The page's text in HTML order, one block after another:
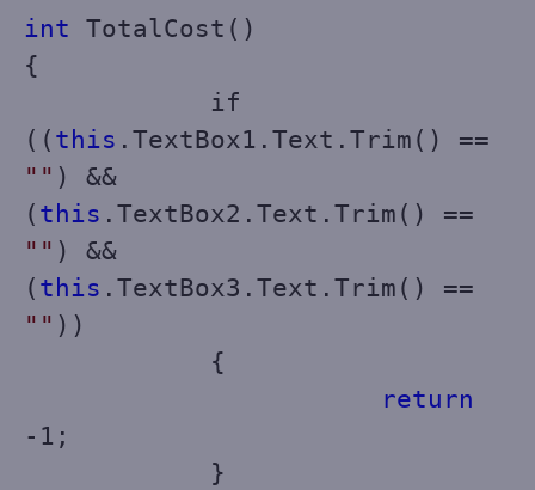
int TotalCost()
{
if
(( this .TextBox1.Text.Trim() ==
"" ) &&
( this .TextBox2.Text.Trim() ==
"" ) &&
( this .TextBox3.Text.Trim() ==
"" ))
{
return
-1;
}